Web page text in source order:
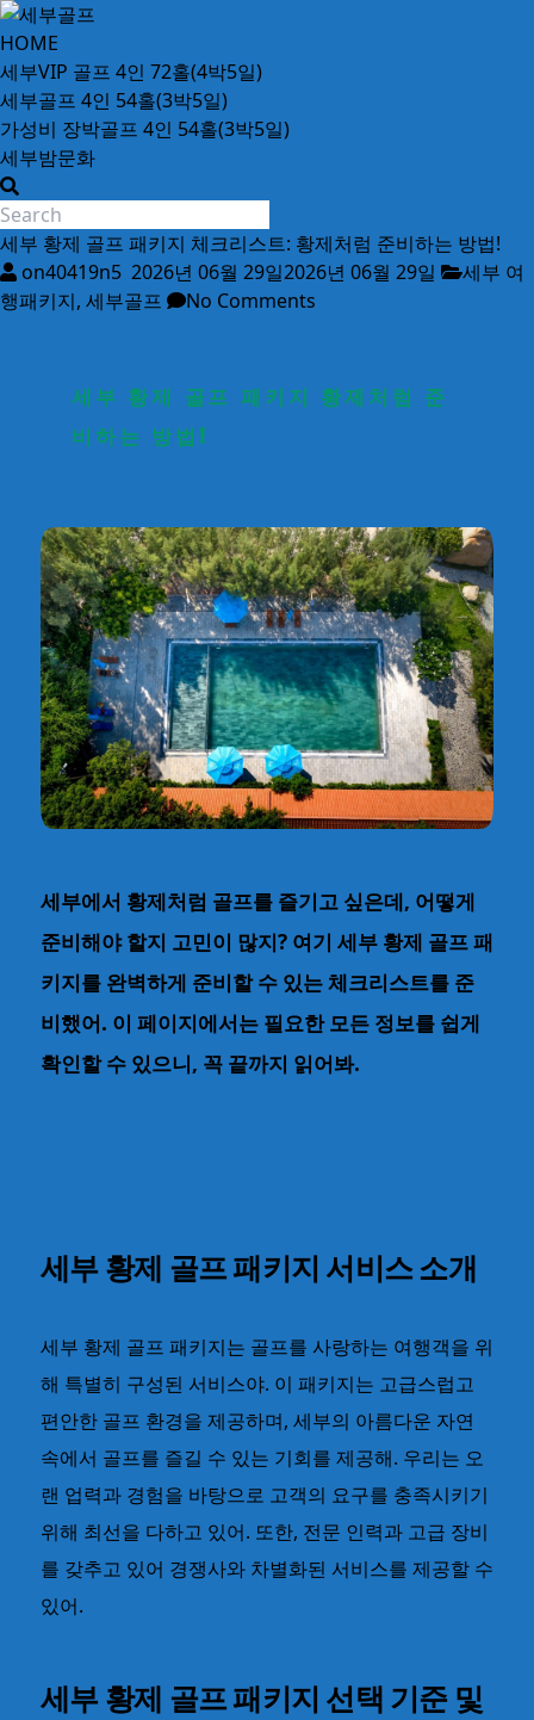
Skip
to
content
세
부
골
프
24
시
간
무
료
상
HOME
세부VIP 골프 4인 72홀(4박5일)
세부골프 4인 54홀(3박5일)
가성비 장박골프 4인 54홀(3박5일)
세부밤문화
세부 황제 골프 패키지 체크리스트: 황제처럼 준비하는 방법!
on40419n5 2026년 06월 29일2026년 06월 29일
세부 여
행패키지, 세부골프 No Comments
세부 황제 골프 패키지 황제처럼 준
비하는 방법!
세부에서 황제처럼 골프를 즐기고 싶은데, 어떻게
준비해야 할지 고민이 많지? 여기 세부 황제 골프 패
키지를 완벽하게 준비할 수 있는 체크리스트를 준
비했어. 이 페이지에서는 필요한 모든 정보를 쉽게
확인할 수 있으니, 꼭 끝까지 읽어봐.
세부 황제 골프 패키지 서비스 소개
세부 황제 골프 패키지는 골프를 사랑하는 여행객을 위
해 특별히 구성된 서비스야. 이 패키지는 고급스럽고
편안한 골프 환경을 제공하며, 세부의 아름다운 자연
속에서 골프를 즐길 수 있는 기회를 제공해. 우리는 오
랜 업력과 경험을 바탕으로 고객의 요구를 충족시키기
위해 최선을 다하고 있어. 또한, 전문 인력과 고급 장비
를 갖추고 있어 경쟁사와 차별화된 서비스를 제공할 수
있어.
세부 황제 골프 패키지 선택 기준 및